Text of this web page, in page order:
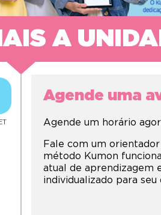
A
Agende uma
Agende um horário
Fale com um
método Kumon
atual de aprendizagem
individualizado para